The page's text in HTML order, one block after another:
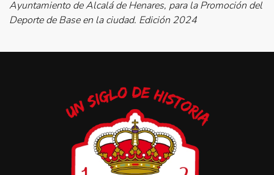
Ayuntamiento de Alcalá de Henares, para la Promoción del
Deporte de Base en la ciudad. Edición 2024